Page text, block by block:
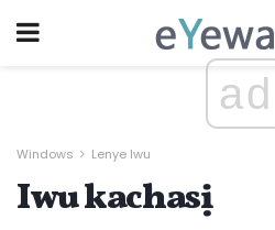
ad
Windows Lenye Iwu
Iwu kachasị